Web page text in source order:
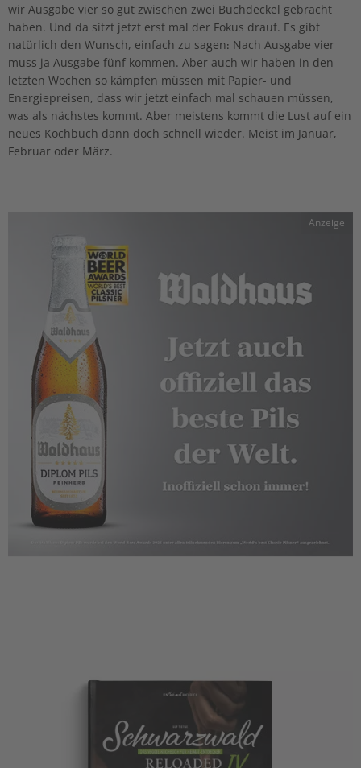
wir Ausgabe vier so gut zwischen zwei Buchdeckel gebracht
haben. Und da sitzt jetzt erst mal der Fokus drauf. Es gibt
natürlich den Wunsch, einfach zu sagen: Nach Ausgabe vier
muss ja Ausgabe fünf kommen. Aber auch wir haben in den
letzten Wochen so kämpfen müssen mit Papier- und
Energiepreisen, dass wir jetzt einfach mal schauen müssen,
was als nächstes kommt. Aber meistens kommt die Lust auf ein
neues Kochbuch dann doch schnell wieder. Meist im Januar,
Februar oder März.
Anzeige